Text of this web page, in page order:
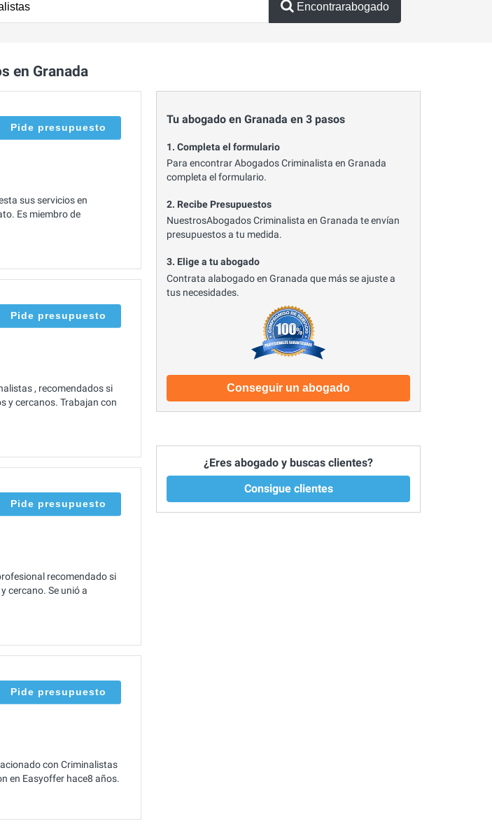
Encontrarabogado
en Granada
Pide presupuesto
sus servicios en
Es miembro de
Pide presupuesto
, recomendados si
y cercanos. Trabajan con
Pide presupuesto
recomendado si
cercano. Se unió a
Pide presupuesto
con Criminalistas
en Easyoffer hace8 años.
Tu abogado en Granada en 3 pasos
1. Completa el formulario
Para encontrar Abogados Criminalista en Granada
completa el formulario.
2. Recibe Presupuestos
NuestrosAbogados Criminalista en Granada te envían
presupuestos a tu medida.
3. Elige a tu abogado
Contrata alabogado en Granada que más se ajuste a
tus necesidades.
Conseguir un abogado
¿Eres abogado y buscas clientes?
Consigue clientes